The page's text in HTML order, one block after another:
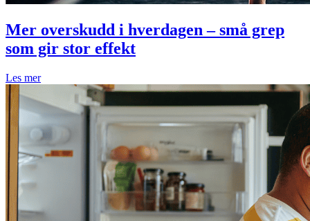
Mer overskudd i hverdagen – små grep
som gir stor effekt
Les mer